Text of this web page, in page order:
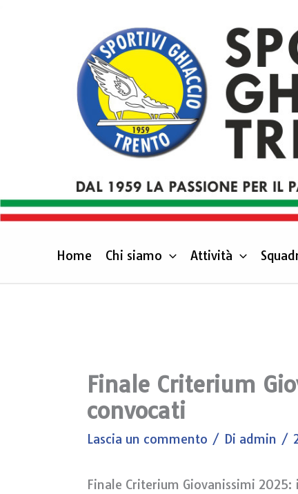
Home Chi siamo Attività
Finale Criterium
convocati
Lascia un commento / Di admin /
Finale Criterium Giovanissimi